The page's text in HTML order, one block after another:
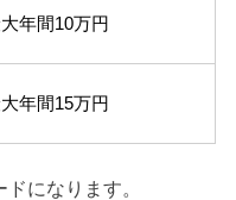
年間10万円
年間15万円
になります。